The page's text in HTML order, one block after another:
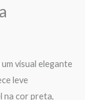
visual elegante
leve
na cor preta,